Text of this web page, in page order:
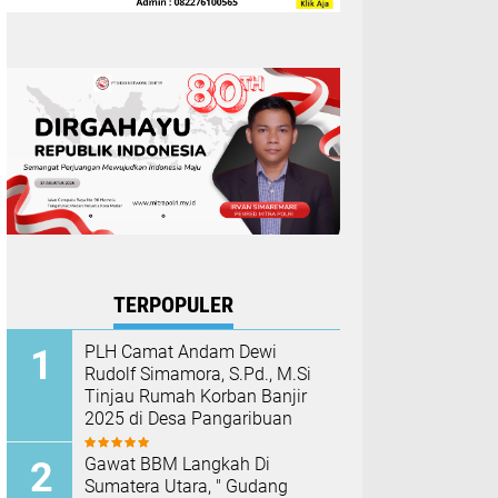
TERPOPULER
PLH Camat Andam Dewi
Rudolf Simamora, S.Pd., M.Si
Tinjau Rumah Korban Banjir
2025 di Desa Pangaribuan
Gawat BBM Langkah Di
Sumatera Utara, " Gudang